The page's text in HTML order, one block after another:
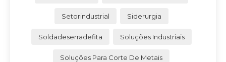
Setorindustrial Siderurgia
Soldadeserradefita Soluções Industriais
Soluções Para Corte De Metais